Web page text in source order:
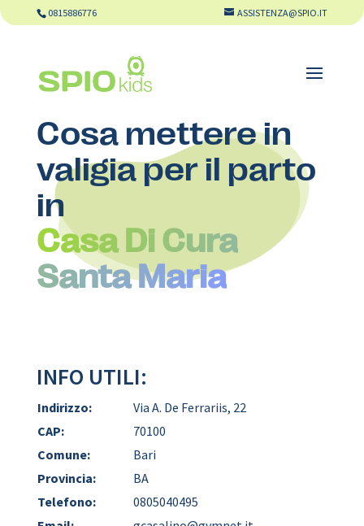
0815886776 ASSISTENZA@SPIO.IT
Cosa mettere in
valigia per il parto
in
Casa Di Cura
Santa Maria
INFO UTILI:
Indirizzo:
Via A. De Ferrariis, 22
CAP:
70100
Comune:
Bari
Provincia:
BA
Telefono:
0805040495